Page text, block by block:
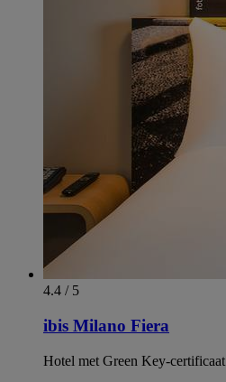
4.4 / 5
ibis Milano Fiera
Hotel met Green Key-certificaat